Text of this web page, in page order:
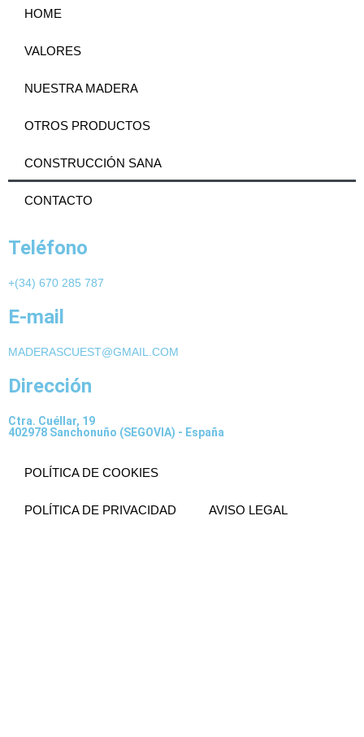
HOME
VALORES
NUESTRA MADERA
OTROS PRODUCTOS
CONSTRUCCIÓN SANA
CONTACTO
Teléfono
+(34) 670 285 787
E-mail
MADERASCUEST@GMAIL.COM
Dirección
Ctra. Cuéllar, 19
402978 Sanchonuño (SEGOVIA) - España
POLÍTICA DE COOKIES
POLÍTICA DE PRIVACIDAD AVISO LEGAL